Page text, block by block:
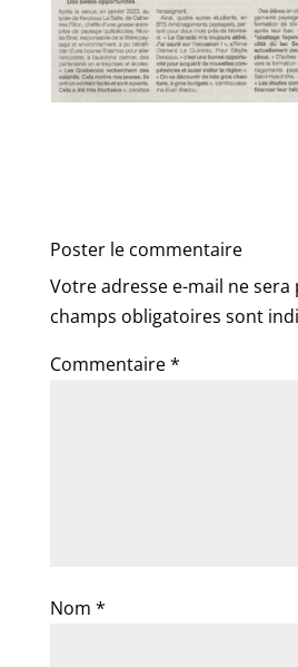
Poster le commentaire
Votre adresse e-mail ne sera
champs obligatoires sont
Commentaire*
Nom *